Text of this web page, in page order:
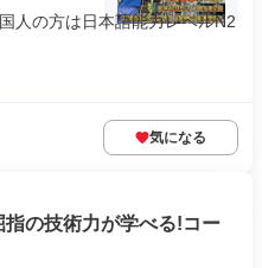
人の方は日本語能力レベルN2
気になる
指の技術力が学べる!コー